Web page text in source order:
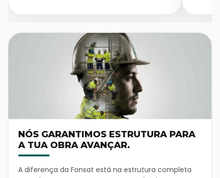
NÓS GARANTIMOS ESTRUTURA PARA
A TUA OBRA AVANÇAR.
A diferença da Fonsat está na estrutura completa